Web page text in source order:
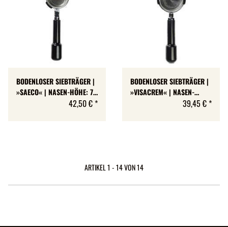
BODENLOSER SIEBTRÄGER |
»SAECO« | NASEN-HÖHE: 7
42,50 € *
BODENLOSER SIEBTRÄGER |
»VISACREM« | NASEN-
39,45 € *
ARTIKEL 1 - 14 VON 14